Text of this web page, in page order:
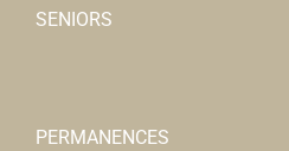
SENIORS
PERMANENCES